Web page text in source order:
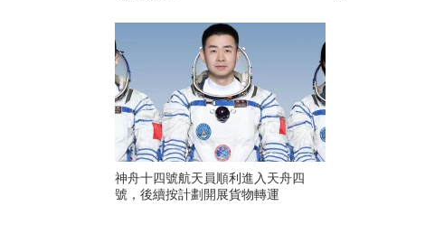
神舟十四號航天員順利進入天舟四
號，後續按計劃開展貨物轉運